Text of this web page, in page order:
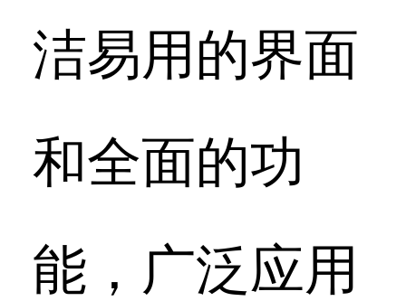
洁易用的界面
和全面的功
能，广泛应用